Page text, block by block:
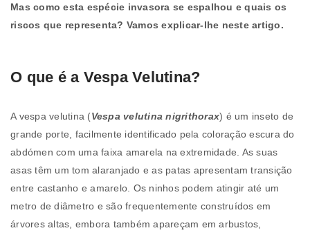
Mas como esta espécie invasora se espalhou e quais os
riscos que representa? Vamos explicar-lhe neste artigo.
O que é a Vespa Velutina?
A vespa velutina (Vespa velutina nigrithorax) é um inseto de
grande porte, facilmente identificado pela coloração escura do
abdómen com uma faixa amarela na extremidade. As suas
asas têm um tom alaranjado e as patas apresentam transição
entre castanho e amarelo. Os ninhos podem atingir até um
metro de diâmetro e são frequentemente construídos em
árvores altas, embora também apareçam em arbustos,